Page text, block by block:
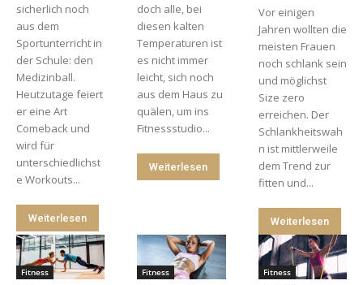
sicherlich noch
aus dem
Sportunterricht in
der Schule: den
Medizinball.
Heutzutage feiert
er eine Art
Comeback und
wird für
unterschiedlichst
e Workouts...
Weiterlesen
doch alle, bei
diesen kalten
Temperaturen ist
es nicht immer
leicht, sich noch
aus dem Haus zu
quälen, um ins
Fitnessstudio...
Weiterlesen
Vor einigen
Jahren wollten die
meisten Frauen
noch schlank sein
und möglichst
Size zero
erreichen. Der
Schlankheitswah
n ist mittlerweile
dem Trend zur
fitten und...
Weiterlesen
Fitness Fitness Fitness